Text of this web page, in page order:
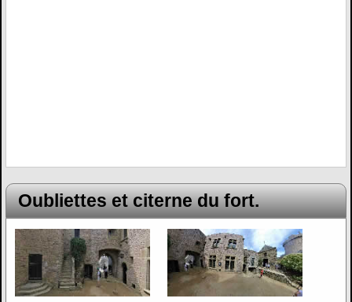
Oubliettes et citerne du fort.